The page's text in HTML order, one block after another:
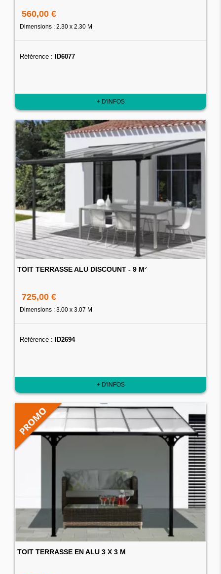
560,00 €
Dimensions : 2.30 x 2.30 M
Référence : ID6077
+ D'INFOS
TOIT TERRASSE ALU DISCOUNT - 9 M²
725,00 €
Dimensions : 3.00 x 3.07 M
Référence : ID2694
+ D'INFOS
TOIT TERRASSE EN ALU 3 X 3 M